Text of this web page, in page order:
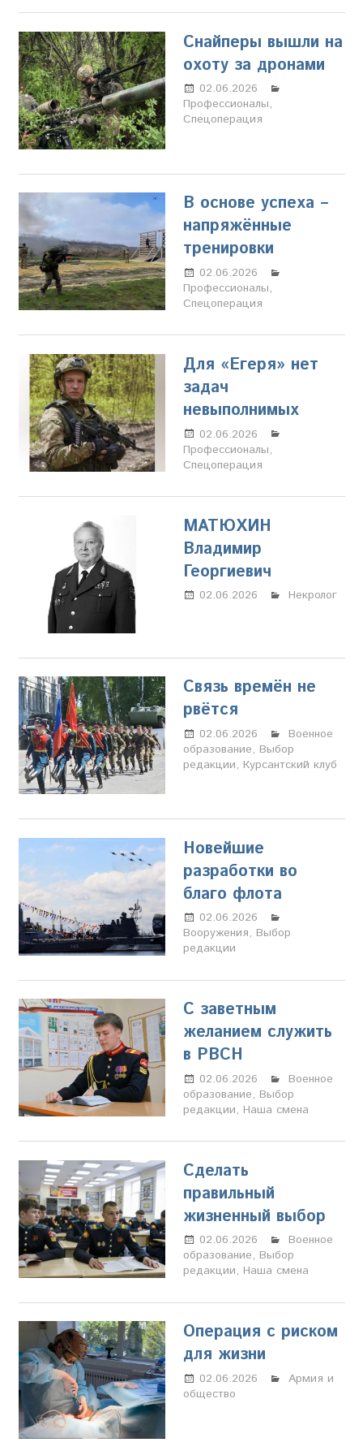
Снайперы вышли на
охоту за дронами
02.06.2026
Свиридова
Профессионалы,
Спецоперация
В основе успеха –
напряжённые
тренировки
02.06.2026
Свиридова
Профессионалы,
Спецоперация
Для «Егеря» нет
задач
невыполнимых
02.06.2026
Свиридова
Профессионалы,
Спецоперация
МАТЮХИН
Владимир
Георгиевич
02.06.2026
Настя
Некролог
Связь времён не
рвётся
02.06.2026
Настя
Свиридова
Военное
образование, Выбор
редакции, Курсантский клуб
Новейшие
разработки во
благо флота
02.06.2026
Свиридова
Вооружения, Выбор
редакции
С заветным
желанием служить
в РВСН
02.06.2026
Настя
Свиридова
Военное
образование, Выбор
редакции, Наша смена
Сделать
правильный
жизненный выбор
02.06.2026
Настя
Свиридова
Военное
образование, Выбор
редакции, Наша смена
Операция с риском
для жизни
02.06.2026
Настя
Армия и
общество